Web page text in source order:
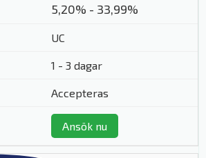
5,20% - 33,99%
UC
1 - 3 dagar
Accepteras
Ansök nu